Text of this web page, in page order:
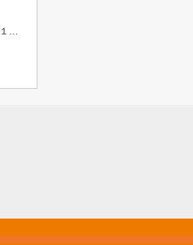
１丁目